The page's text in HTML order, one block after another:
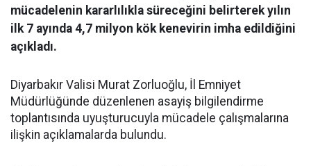
mücadelenin kararlılıkla süreceğini belirterek yılın
ilk 7 ayında 4,7 milyon kök kenevirin imha edildiğini
açıkladı.
Diyarbakır Valisi Murat Zorluoğlu, İl Emniyet
Müdürlüğünde düzenlenen asayiş bilgilendirme
toplantısında uyuşturucuyla mücadele çalışmalarına
ilişkin açıklamalarda bulundu.